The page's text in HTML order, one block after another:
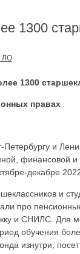
1300
ЛО
1300
правах
и
финансовой
декабре 2022
и
про
и СНИЛС. Для
обучения
изнутри,